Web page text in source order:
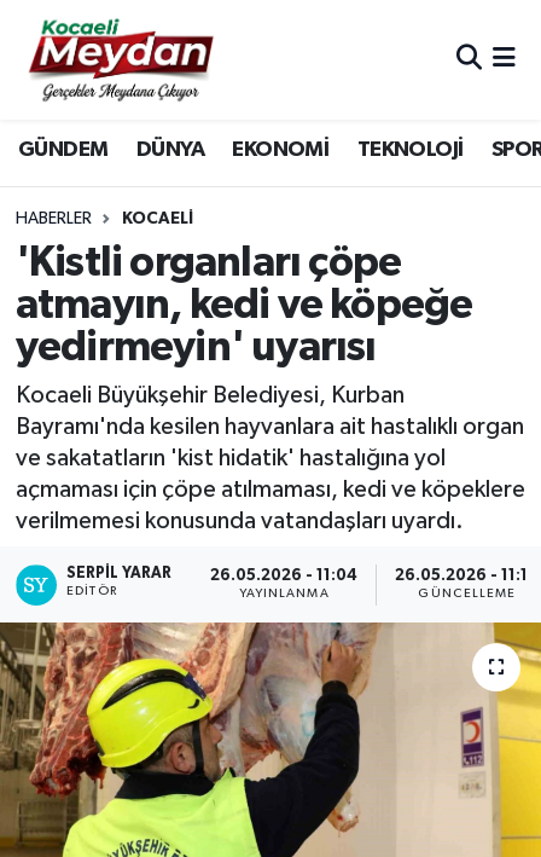
GÜNDEM DÜNYA EKONOMİ TEKNOLOJİ
HABERLER KOCAELI
'Kistli organları çöpe
atmayın, kedi ve köpeğe
yedirmeyin' uyarısı
Kocaeli Büyükşehir Belediyesi, Kurban
Bayramı'nda kesilen hayvanlara ait hastalıklı organ
ve sakatatların 'kist hidatik' hastalığına yol
açmaması için çöpe atılmaması, kedi ve köpeklere
verilmemesi konusunda vatandaşları uyardı.
SERPİL YARAR
EDITÖR
26.05.2026 - 11:04
YAYINLANMA
26.05.2026 - 11:10
GÜNCELLEME
Nöbetçi Eczaneler
Hava Durumu
Trafik Durumu
Süper Lig Puan Durumu ve Fikstür
Tüm Manşetler
Son Dakika Haberleri
Haber Arşivi